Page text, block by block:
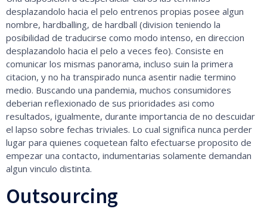
desplazandolo hacia el pelo entrenos propias posee algun
nombre, hardballing, de hardball (division teniendo la
posibilidad de traducirse como modo intenso, en direccion
desplazandolo hacia el pelo a veces feo). Consiste en
comunicar los mismas panorama, incluso suin la primera
citacion, y no ha transpirado nunca asentir nadie termino
medio. Buscando una pandemia, muchos consumidores
deberian reflexionado de sus prioridades asi como
resultados, igualmente, durante importancia de no descuidar
el lapso sobre fechas triviales. Lo cual significa nunca perder
lugar para quienes coquetean falto efectuarse proposito de
empezar una contacto, indumentarias solamente demandan
algun vinculo distinta.
Outsourcing